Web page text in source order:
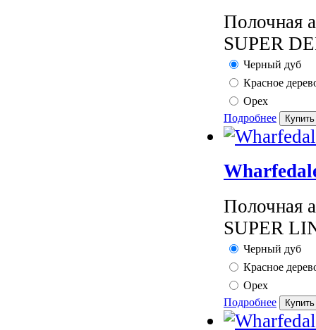
Полочная
SUPER
Черный дуб
Красное
Орех
Подробнее
Полочная
SUPER
Черный дуб
Красное
Орех
Подробнее